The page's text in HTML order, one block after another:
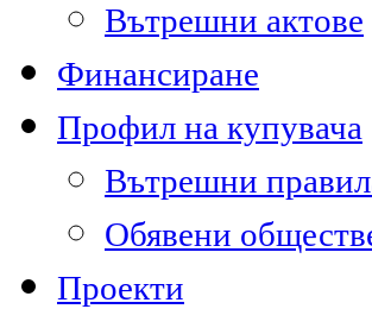
Вътрешни актове
Финансиране
Профил на купувача
Вътрешни
Обявени
Проекти